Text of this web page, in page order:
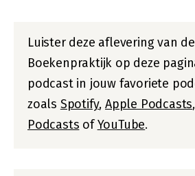
Luister deze aflevering van de
Boekenpraktijk op deze
podcast in jouw favoriete
zoals Spotify,Apple Podcasts,
Podcasts ofYouTube.